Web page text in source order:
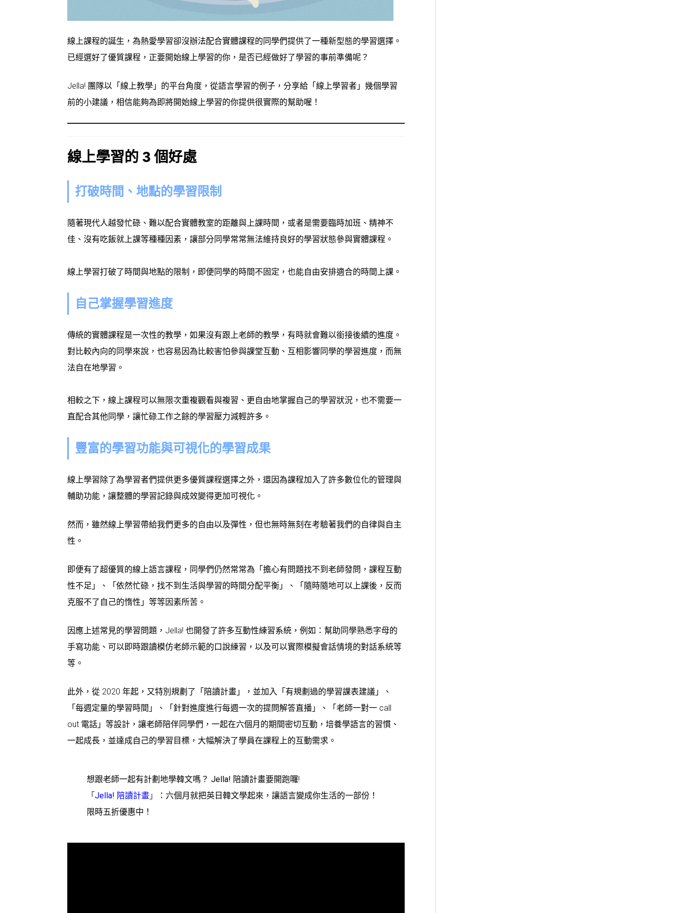
線上課程的誕生，為熱愛學習卻沒辦法配合實體課程的同學們提供了一種新型態的學習選擇。
已經選好了優質課程，正要開始線上學習的你，是否已經做好了學習的事前準備呢？
Jella! 團隊以「線上教學」的平台角度，從語言學習的例子，分享給「線上學習者」幾個學習
前的小建議，相信能夠為即將開始線上學習的你提供很實際的幫助喔！
線上學習的 3 個好處
打破時間、地點的學習限制
隨著現代人越發忙碌、難以配合實體教室的距離與上課時間，或者是需要臨時加班、精神不
佳、沒有吃飯就上課等種種因素，讓部分同學常常無法維持良好的學習狀態參與實體課程。
線上學習打破了時間與地點的限制，即便同學的時間不固定，也能自由安排適合的時間上課。
自己掌握學習進度
傳統的實體課程是一次性的教學，如果沒有跟上老師的教學，有時就會難以銜接後續的進度。
對比較內向的同學來說，也容易因為比較害怕參與課堂互動、互相影響同學的學習進度，而無
法自在地學習。
相較之下，線上課程可以無限次重複觀看與複習、更自由地掌握自己的學習狀況，也不需要一
直配合其他同學，讓忙碌工作之餘的學習壓力減輕許多。
豐富的學習功能與可視化的學習成果
線上學習除了為學習者們提供更多優質課程選擇之外，還因為課程加入了許多數位化的管理與
輔助功能，讓整體的學習記錄與成效變得更加可視化。
然而，雖然線上學習帶給我們更多的自由以及彈性，但也無時無刻在考驗著我們的自律與自主
性。
即便有了超優質的線上語言課程，同學們仍然常常為 「擔心有問題找不到老師發問，課程互動
性不足」、「依然忙碌，找不到生活與學習的時間分配平衡」、「隨時隨地可以上課後，反而
克服不了自己的惰性」 等等因素所苦。
因應上述常見的學習問題，Jella! 也開發了許多互動性練習系統，例如：幫助同學熟悉字母的
手寫功能、可以即時跟讀模仿老師示範的口說練習，以及可以實際模擬會話情境的對話系統等
等。
此外，從 2020 年起，又特別規劃了「陪讀計畫」，並加入「有規劃過的學習課表建議」、
「每週定量的學習時間」、「針對進度進行每週一次的提問解答直播」、「老師一對一 call
out 電話」等設計，讓老師陪伴同學們，一起在六個月的期間密切互動，培養學語言的習慣、
一起成長，並達成自己的學習目標，大幅解決了學員在課程上的互動需求。
想跟老師一起有計劃地學韓文嗎？ Jella! 陪讀計畫要開跑囉!
「 Jella! 陪讀計畫 」
：六個月就把英日韓文學起來，讓語言變成你生活的一部份！
限時五折優惠中！